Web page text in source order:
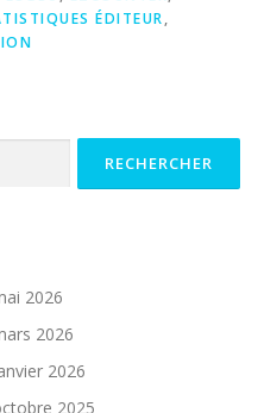
ÉDITEUR,
2026
2026
2026
2025